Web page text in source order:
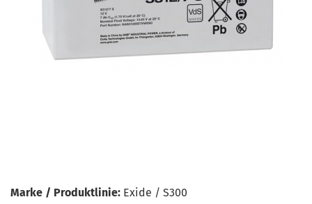
Marke / Produktlinie: Exide / S300